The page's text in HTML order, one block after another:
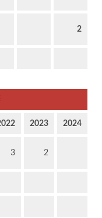
2
2023 2024
3 2